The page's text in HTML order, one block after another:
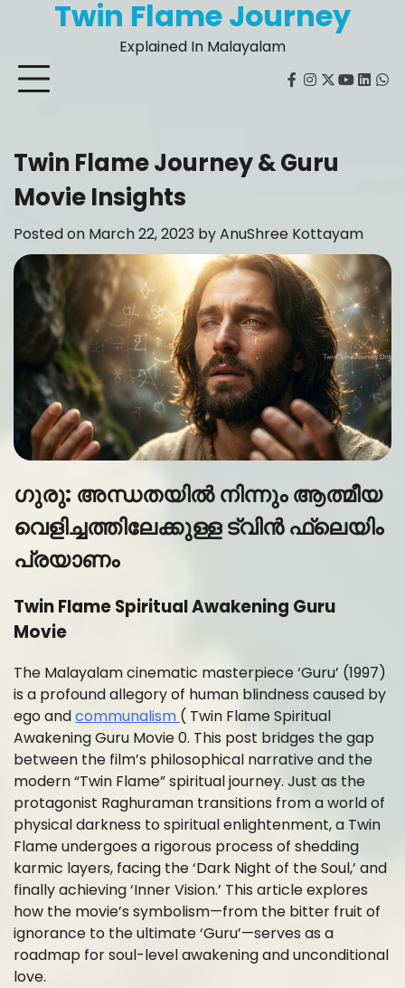
Twin Flame Journey
Explained In Malayalam
facebook
instagram
twitter
youtube
Twin Flame Journey & Guru
Movie Insights
Posted on March 22, 2023 byAnuShree Kottayam
ഗുരു: അന്ധതയിൽ നിന്നും ആത്മീയ
വെളിച്ചത്തിലേക്കുള്ള ട്വിൻ ഫ്ലെയിം
പ്രയാണം
Twin Flame Spiritual Awakening Guru
Movie
The Malayalam cinematic masterpiece ‘Guru’ (1997)
is a profound allegory of human blindness caused by
ego andcommunalism ( Twin Flame Spiritual
Awakening Guru Movie 0. This post bridges the gap
between the film’s philosophical narrative and the
modern “Twin Flame” spiritual journey. Just as the
protagonist Raghuraman transitions from a world of
physical darkness to spiritual enlightenment, a Twin
Flame undergoes a rigorous process of shedding
karmic layers, facing the ‘Dark Night of the Soul,’ and
finally achieving ‘Inner Vision.’ This article explores
how the movie’s symbolism—from the bitter fruit of
ignorance to the ultimate ‘Guru’—serves as a
roadmap for soul-level awakening and unconditional
love.